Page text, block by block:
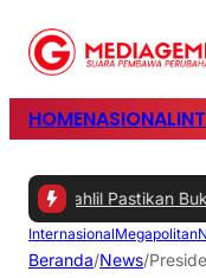
HOMENASIONAL
Bahlil Pastikan Bukan
InternasionalMegapolitan
Beranda/News/